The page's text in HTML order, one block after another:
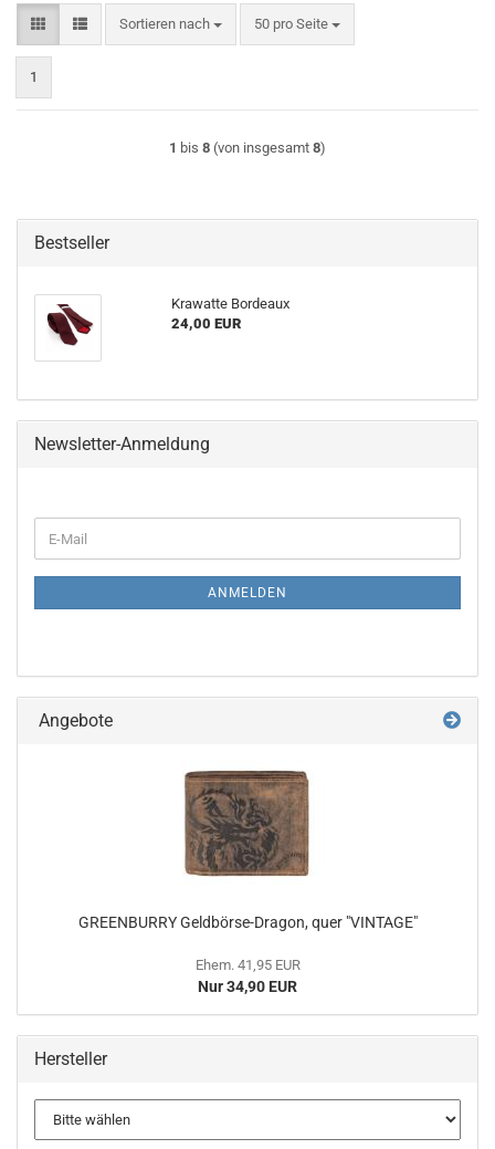
Sortieren nach
Sortieren nach 50 pro Seite
pro Seite
1
1 bis 8 (von insgesamt 8)
Bestseller
Krawatte Bordeaux
24,00 EUR
Newsletter-Anmeldung
ZUR
E-
Mail
ANMELDEN
Angebote
GREENBURRY Geldbörse-Dragon, quer "VINTAGE"
Ehem. 41,95 EUR
Nur 34,90 EUR
Hersteller